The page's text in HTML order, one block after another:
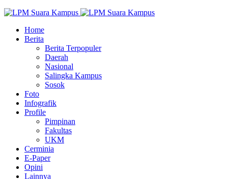
Home
Berita
Berita Terpopuler
Daerah
Nasional
Salingka Kampus
Sosok
Foto
Infografik
Profile
Pimpinan
Fakultas
UKM
Cerminia
E-Paper
Opini
Lainnya